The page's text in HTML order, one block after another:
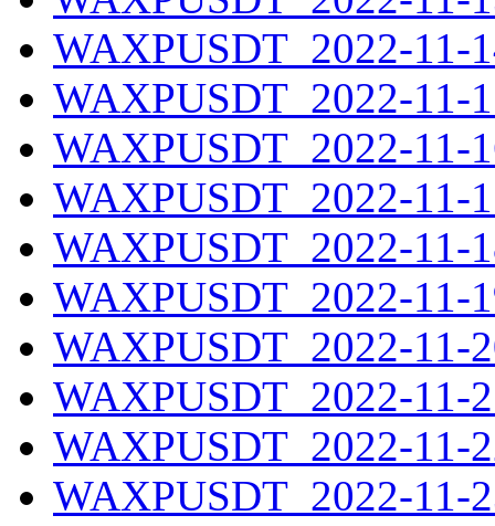
WAXPUSDT_2022-11-
WAXPUSDT_2022-11-
WAXPUSDT_2022-11-
WAXPUSDT_2022-11-
WAXPUSDT_2022-11-
WAXPUSDT_2022-11-
WAXPUSDT_2022-11-
WAXPUSDT_2022-11-
WAXPUSDT_2022-11-
WAXPUSDT_2022-11-